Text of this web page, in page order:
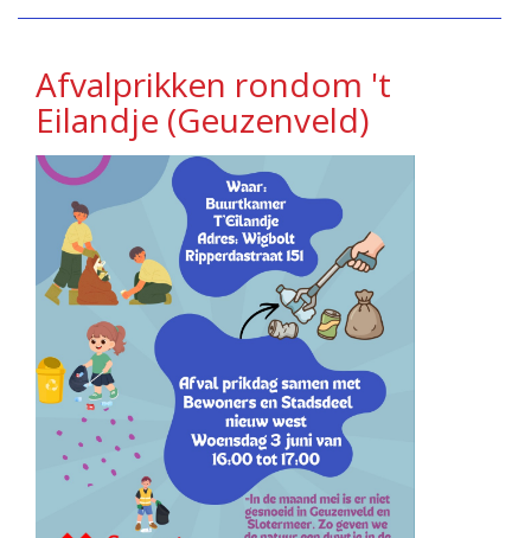
Afvalprikken rondom 't
Eilandje (Geuzenveld)